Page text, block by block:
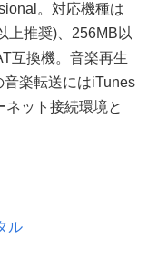
。対応機種は
上推奨)、256MB以
互換機。音楽再生
楽転送にはiTunes
ット接続環境と
ル